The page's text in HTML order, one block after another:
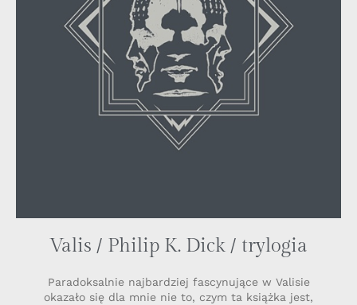
Valis / Philip K. Dick / trylogia
Paradoksalnie najbardziej fascynujące w Valisie
okazało się dla mnie nie to, czym ta książka jest,